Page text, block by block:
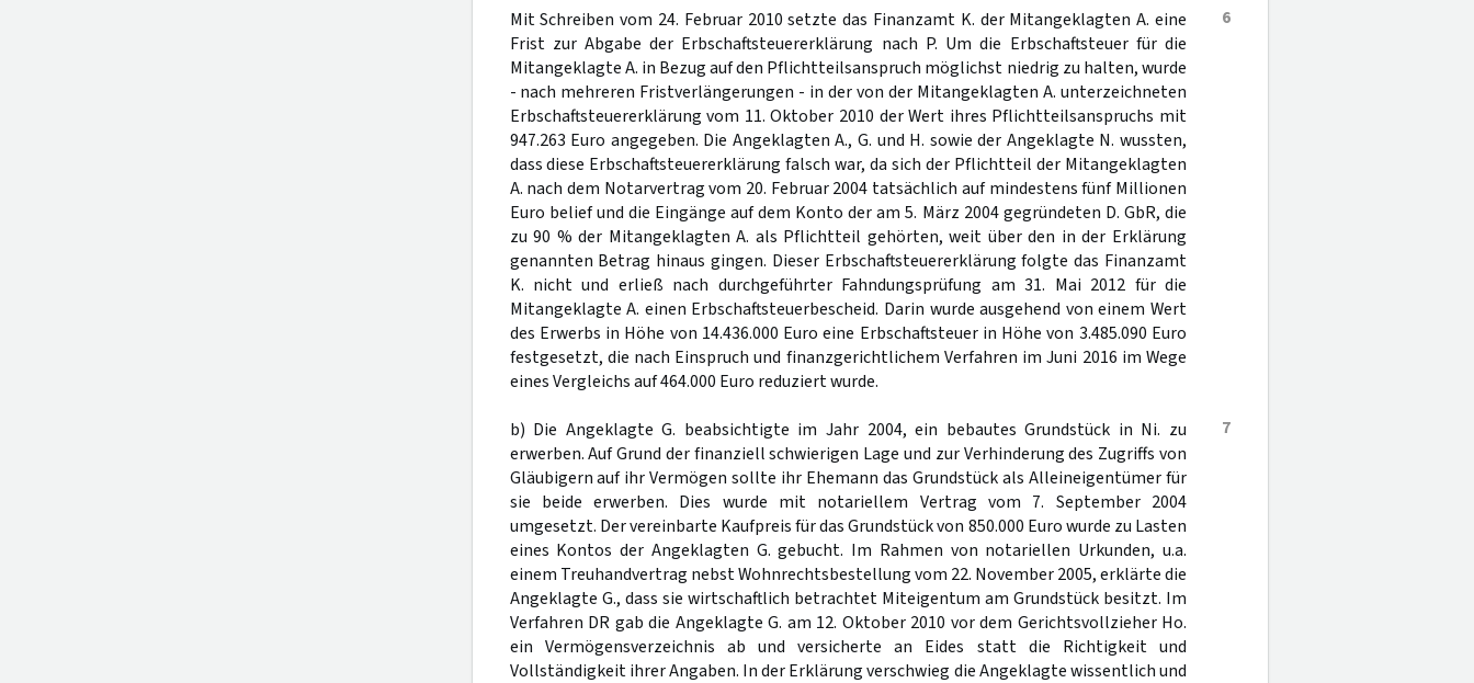
6
Mit Schreiben vom 24. Februar 2010 setzte das Finanzamt K. der Mitangeklagten A. eine
Frist zur Abgabe der Erbschaftsteuererklärung nach P. Um die Erbschaftsteuer für die
Mitangeklagte A. in Bezug auf den Pflichtteilsanspruch möglichst niedrig zu halten, wurde
- nach mehreren Fristverlängerungen - in der von der Mitangeklagten A. unterzeichneten
Erbschaftsteuererklärung vom 11. Oktober 2010 der Wert ihres Pflichtteilsanspruchs mit
947.263 Euro angegeben. Die Angeklagten A., G. und H. sowie der Angeklagte N. wussten,
dass diese Erbschaftsteuererklärung falsch war, da sich der Pflichtteil der Mitangeklagten
A. nach dem Notarvertrag vom 20. Februar 2004 tatsächlich auf mindestens fünf Millionen
Euro belief und die Eingänge auf dem Konto der am 5. März 2004 gegründeten D. GbR, die
zu 90 % der Mitangeklagten A. als Pflichtteil gehörten, weit über den in der Erklärung
genannten Betrag hinaus gingen. Dieser Erbschaftsteuererklärung folgte das Finanzamt
K. nicht und erließ nach durchgeführter Fahndungsprüfung am 31. Mai 2012 für die
Mitangeklagte A. einen Erbschaftsteuerbescheid. Darin wurde ausgehend von einem Wert
des Erwerbs in Höhe von 14.436.000 Euro eine Erbschaftsteuer in Höhe von 3.485.090 Euro
festgesetzt, die nach Einspruch und finanzgerichtlichem Verfahren im Juni 2016 im Wege
eines Vergleichs auf 464.000 Euro reduziert wurde.
7
b) Die Angeklagte G. beabsichtigte im Jahr 2004, ein bebautes Grundstück in Ni. zu
erwerben. Auf Grund der finanziell schwierigen Lage und zur Verhinderung des Zugriffs von
Gläubigern auf ihr Vermögen sollte ihr Ehemann das Grundstück als Alleineigentümer für
sie beide erwerben. Dies wurde mit notariellem Vertrag vom 7. September 2004
umgesetzt. Der vereinbarte Kaufpreis für das Grundstück von 850.000 Euro wurde zu Lasten
eines Kontos der Angeklagten G. gebucht. Im Rahmen von notariellen Urkunden, u.a.
einem Treuhandvertrag nebst Wohnrechtsbestellung vom 22. November 2005, erklärte die
Angeklagte G., dass sie wirtschaftlich betrachtet Miteigentum am Grundstück besitzt. Im
Verfahren DR gab die Angeklagte G. am 12. Oktober 2010 vor dem Gerichtsvollzieher Ho.
ein Vermögensverzeichnis ab und versicherte an Eides statt die Richtigkeit und
Vollständigkeit ihrer Angaben. In der Erklärung verschwieg die Angeklagte wissentlich und